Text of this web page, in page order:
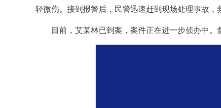
轻微伤。接到报警后，民警迅速赶到现场处理事故，
目前，艾某林已到案，案件正在进一步侦办中